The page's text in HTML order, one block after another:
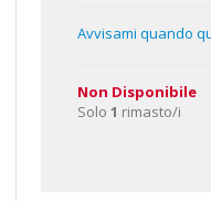
Avvisami quando
Non Disponibile
Solo1 rimasto/i